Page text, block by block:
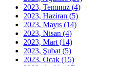
2023, Temmuz (4)
2023, Haziran (5)
2023, Mayıs (14)
2023, Nisan (4)
2023, Mart (14)
2023, Şubat (5)
2023, Ocak (15)